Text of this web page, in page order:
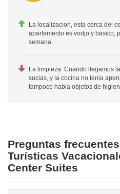
La localizacion, esta cerca del
apartamento es vodjo y basico,
semana.
La limpieza. Cuando llegamos
sucias, y la cocina no tenia
tampoco habia objetos de
Preguntas
Turísticas
Center Suites